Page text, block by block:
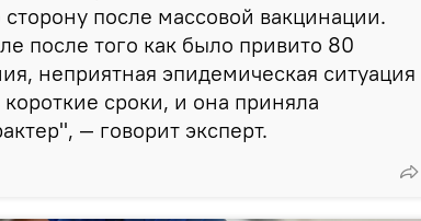
после массовой вакцинации.
после того как было привито 80
неприятная эпидемическая ситуация
сроки, и она приняла
— говорит эксперт.